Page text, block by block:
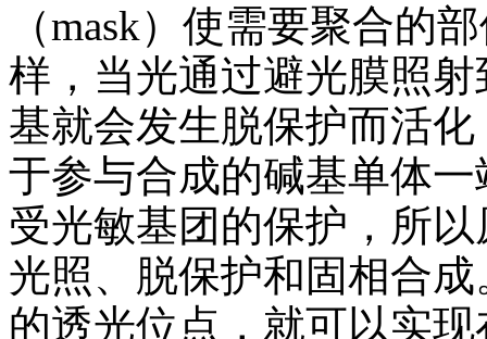
（mask）使需要聚合的
样，当光通过避光膜照
基就会发生脱保护而活
于参与合成的碱基单体
受光敏基团的保护，所
光照、脱保护和固相合
的透光位点，就可以实